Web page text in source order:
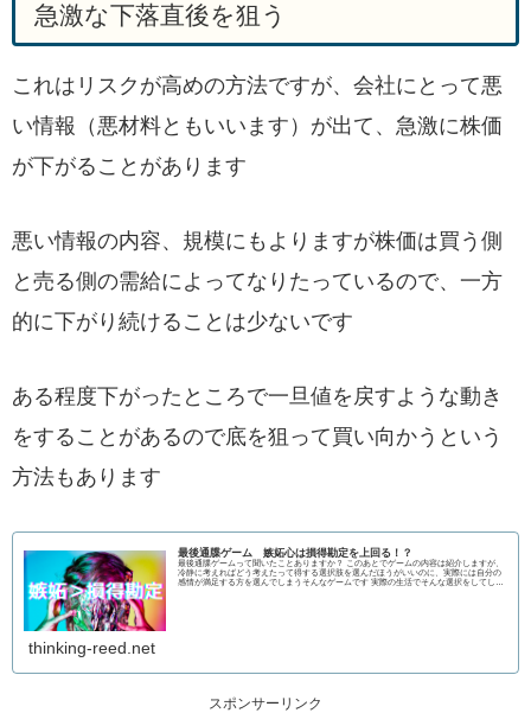
急激な下落直後を狙う
これはリスクが高めの方法ですが、会社にとって悪
い情報（悪材料ともいいます）が出て、急激に株価
が下がることがあります
悪い情報の内容、規模にもよりますが株価は買う側
と売る側の需給によってなりたっているので、一方
的に下がり続けることは少ないです
ある程度下がったところで一旦値を戻すような動き
をすることがあるので底を狙って買い向かうという
方法もあります
最後通牒ゲーム 嫉妬心は損得勘定を上回る！？
最後通牒ゲームって聞いたことありますか？ このあとでゲームの内容は紹介しますが、
冷静に考えればどう考えたって得する選択肢を選んだほうがいいのに、実際には自分の
感情が満足する方を選んでしまうそんなゲームです 実際の生活でそんな選択をしてしま
thinking-reed.net
スポンサーリンク